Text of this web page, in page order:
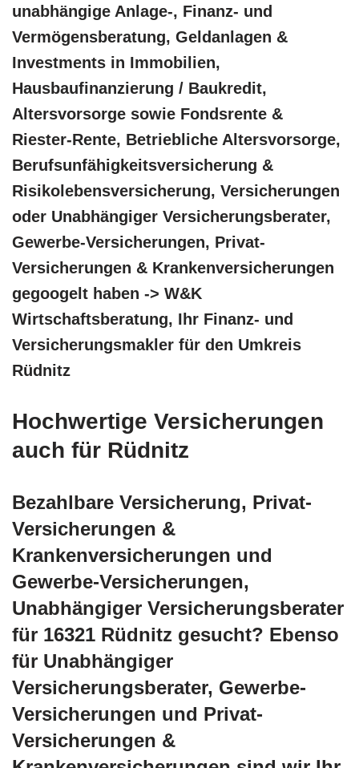
unabhängige Anlage-, Finanz- und
Vermögensberatung, Geldanlagen &
Investments in Immobilien,
Hausbaufinanzierung / Baukredit,
Altersvorsorge sowie Fondsrente &
Riester-Rente, Betriebliche Altersvorsorge,
Berufsunfähigkeitsversicherung &
Risikolebensversicherung, Versicherungen
oder Unabhängiger Versicherungsberater,
Gewerbe-Versicherungen, Privat-
Versicherungen & Krankenversicherungen
gegoogelt haben -> W&K
Wirtschaftsberatung, Ihr Finanz- und
Versicherungsmakler für den Umkreis
Rüdnitz
Hochwertige Versicherungen
auch für Rüdnitz
Bezahlbare Versicherung, Privat-
Versicherungen &
Krankenversicherungen und
Gewerbe-Versicherungen,
Unabhängiger Versicherungsberater
für 16321 Rüdnitz gesucht? Ebenso
für Unabhängiger
Versicherungsberater, Gewerbe-
Versicherungen und Privat-
Versicherungen &